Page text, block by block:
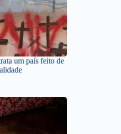
um país feito de